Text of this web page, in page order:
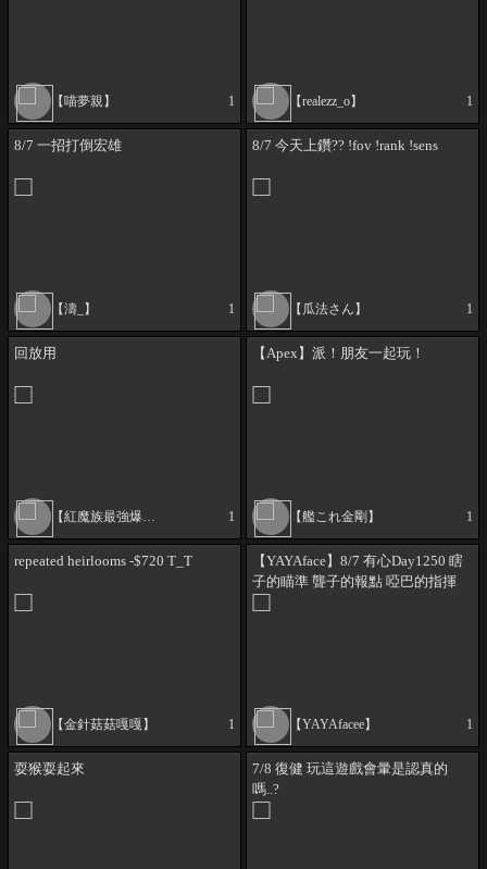
【喵夢親】 1 【realezz_o】 1
8/7 一招打倒宏雄
【濤_】 1
8/7 今天上鑽?? !fov !rank !sens
【瓜法さん】 1
回放用
【紅魔族最強爆裂魔法師惠惠】 1
【Apex】派！朋友一起玩！
【艦これ金剛】 1
repeated heirlooms -$720 T_T
【金針菇菇嘎嘎】 1
【YAYAface】8/7 有心Day1250 瞎
子的瞄準 聾子的報點 啞巴的指揮
【YAYAfacee】 1
耍猴耍起來
7/8 復健 玩這遊戲會暈是認真的
嗎..?